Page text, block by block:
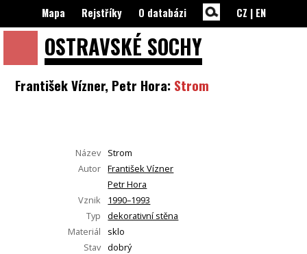
OSTRAVSKÉ SOCHY
Mapa Rejstříky O databázi CZ | EN
František Vízner, Petr Hora: Strom
Název Strom
Autor František Vízner
Petr Hora
Vznik
1990–1993
Typ
dekorativní stěna
Materiál
sklo
Stav dobrý